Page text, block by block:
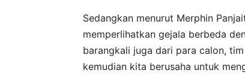
Sedangkan menurut Merphin
memperlihatkan gejala berbeda
barangkali juga dari para calon,
kemudian kita berusaha untuk